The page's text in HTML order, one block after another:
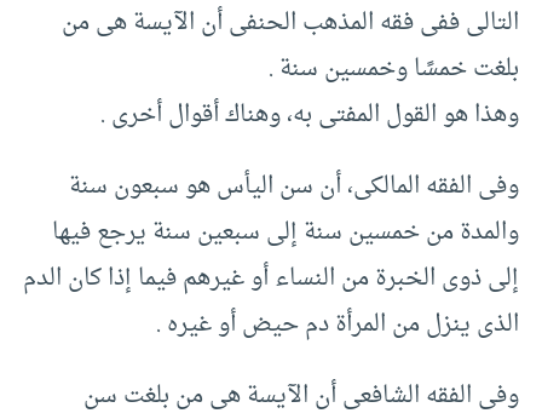
التالى ففى فقه المذهب الحنفى أن الآيسة هى من
بلغت خمسًا وخمسين سنة .‏
وهذا هو القول المفتى به، وهناك أقوال أخرى .‏
وفى الفقه المالكى، أن سن اليأس هو سبعون سنة
والمدة من خمسين سنة إلى سبعين سنة يرجع فيها
إلى ذوى الخبرة من النساء أو غيرهم فيما إذا كان الدم
الذى ينزل من المرأة دم حيض أو غيره .‏
وفى الفقه الشافعى أن الآيسة هى من بلغت سن